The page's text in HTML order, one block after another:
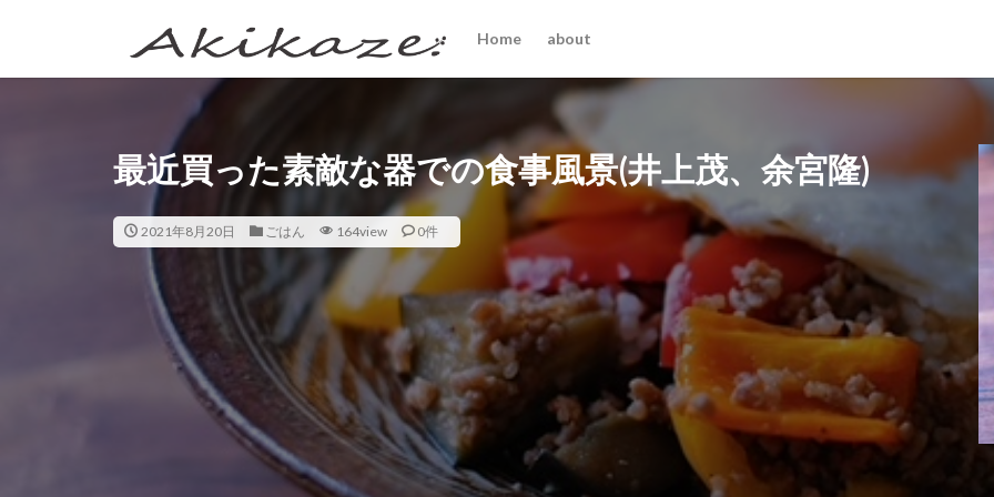
Home about
最近買った素敵な器での食事風景(井上茂、余宮隆)
2021年8月20日 ごはん 164view 0件